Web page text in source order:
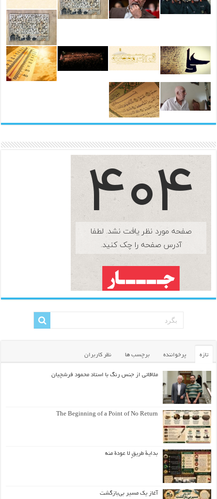
تازه پرخواننده برچسب ها نظر کاربران
ملاقاتی از جنس رنگ با استاد محمود فرشچیان
The Beginning of a Point of No Return
بداية طريقٍ لا عودة منه
آغاز یک مسیر بی‌بازگشت